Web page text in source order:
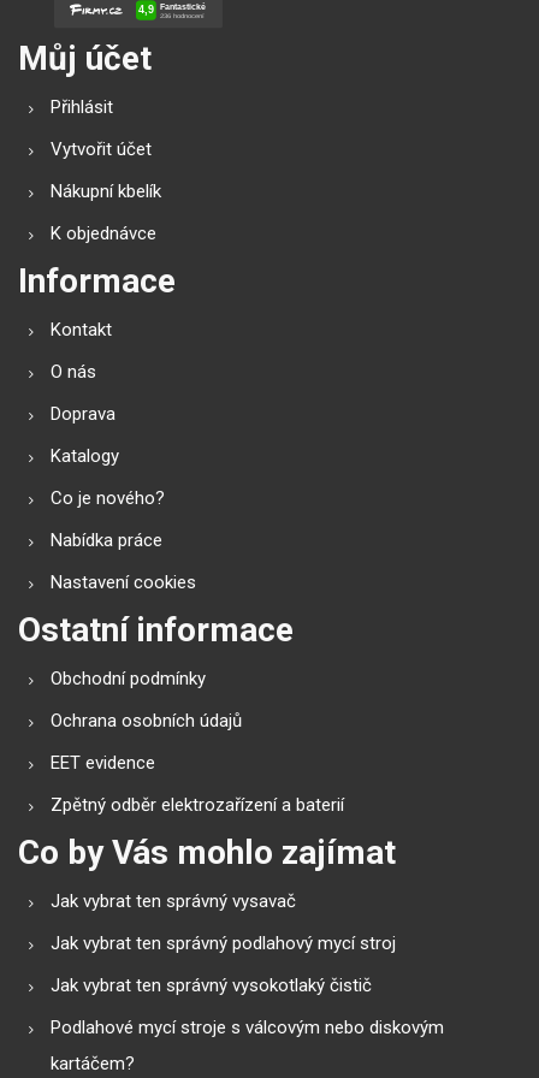
Můj účet
Přihlásit
Vytvořit účet
Nákupní kbelík
K objednávce
Informace
Kontakt
O nás
Doprava
Katalogy
Co je nového?
Nabídka práce
Nastavení cookies
Ostatní informace
Obchodní podmínky
Ochrana osobních údajů
EET evidence
Zpětný odběr elektrozařízení a baterií
Co by Vás mohlo zajímat
Jak vybrat ten správný vysavač
Jak vybrat ten správný podlahový mycí stroj
Jak vybrat ten správný vysokotlaký čistič
Podlahové mycí stroje s válcovým nebo diskovým
kartáčem?